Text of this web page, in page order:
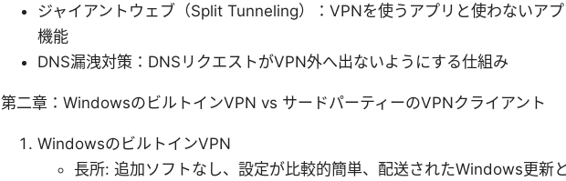
ジャイアントウェブ（Split Tunneling）：VPNを使うアプリと使わないア
機能
DNS漏洩対策：DNSリクエストがVPN外へ出ないようにする仕組み
第二章：WindowsのビルトインVPN vs サードパーティーのVPNクライアント
WindowsのビルトインVPN
長所: 追加ソフトなし、設定が比較的簡単、配送されたWindows更新